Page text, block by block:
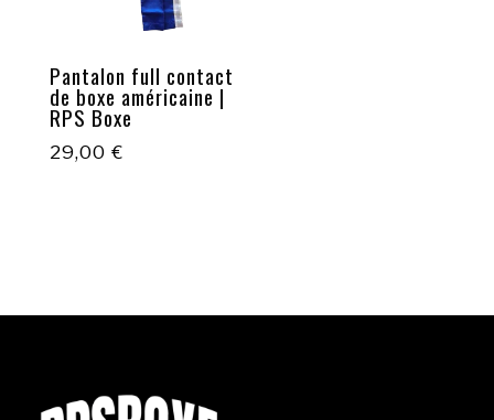
Pantalon full contact
de boxe américaine |
RPS Boxe
29,00 €